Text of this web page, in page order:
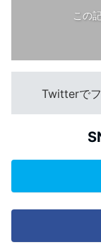
この
Twitterで